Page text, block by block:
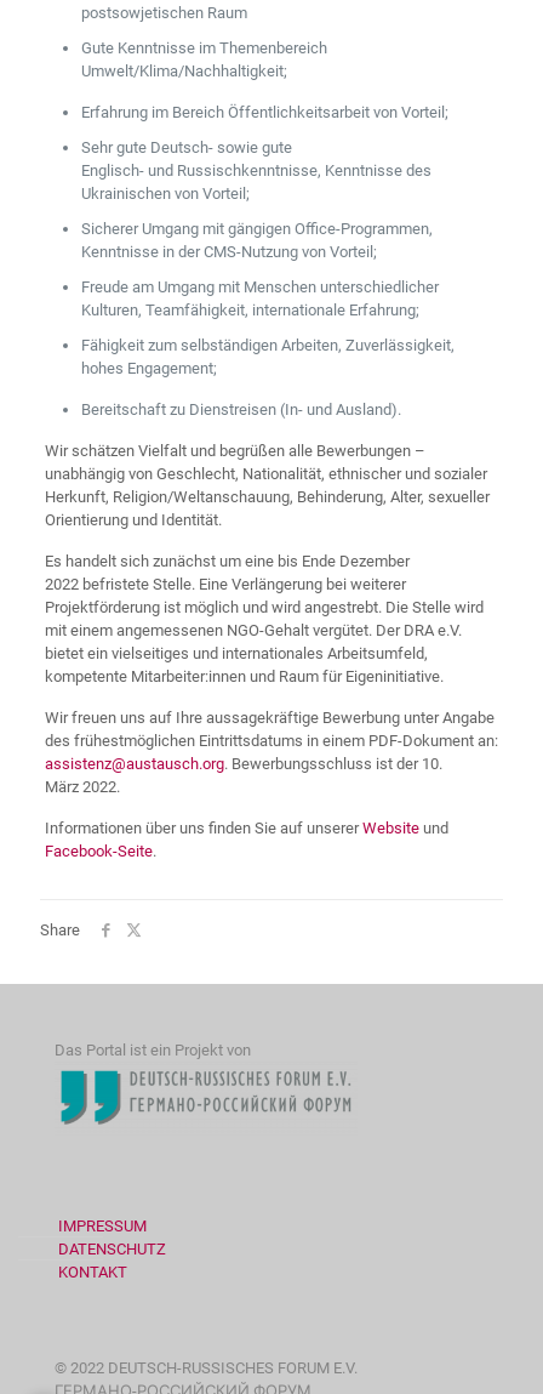
postsowjetischen Raum
Gute Kenntnisse im Themenbereich
Umwelt/Klima/Nachhaltigkeit;
Erfahrung im Bereich Öffentlichkeitsarbeit von Vorteil;
Sehr gute Deutsch- sowie gute
Englisch- und Russischkenntnisse, Kenntnisse des
Ukrainischen von Vorteil;
Sicherer Umgang mit gängigen Office-Programmen,
Kenntnisse in der CMS-Nutzung von Vorteil;
Freude am Umgang mit Menschen unterschiedlicher
Kulturen, Teamfähigkeit, internationale Erfahrung;
Fähigkeit zum selbständigen Arbeiten, Zuverlässigkeit,
hohes Engagement;
Bereitschaft zu Dienstreisen (In- und Ausland).
Wir schätzen Vielfalt und begrüßen alle Bewerbungen –
unabhängig von Geschlecht, Nationalität, ethnischer und sozialer
Herkunft, Religion/Weltanschauung, Behinderung, Alter, sexueller
Orientierung und Identität.
Es handelt sich zunächst um eine bis Ende Dezember
2022 befristete Stelle. Eine Verlängerung bei weiterer
Projektförderung ist möglich und wird angestrebt. Die Stelle wird
mit einem angemessenen NGO-Gehalt vergütet. Der DRA e.V.
bietet ein vielseitiges und internationales Arbeitsumfeld,
kompetente Mitarbeiter:innen und Raum für Eigeninitiative.
Wir freuen uns auf Ihre aussagekräftige Bewerbung unter Angabe
des frühestmöglichen Eintrittsdatums in einem PDF-Dokument an:
assistenz@austausch.org. Bewerbungsschluss ist der 10.
März 2022.
Informationen über uns finden Sie auf unsererWebsiteund
Facebook-Seite.
Share
Das Portal ist ein Projekt von
IMPRESSUM
DATENSCHUTZ
KONTAKT
© 2022 DEUTSCH-RUSSISCHES FORUM E.V.